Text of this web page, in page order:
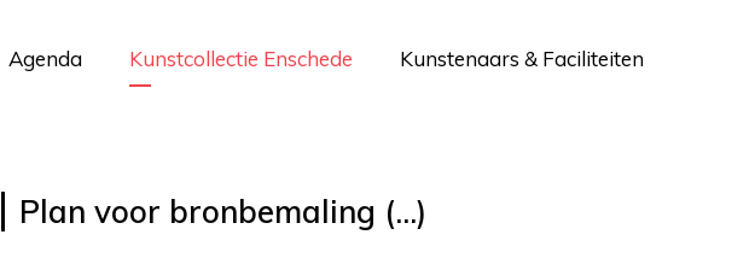
Agenda Kunstcollectie Enschede Kunstenaars & Faciliteiten
Plan voor bronbemaling (...)